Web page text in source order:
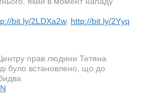
bit.ly/2LDXa2w, http://bit.ly/2Yyq
прав людини Тетяна
було встановлено, що до